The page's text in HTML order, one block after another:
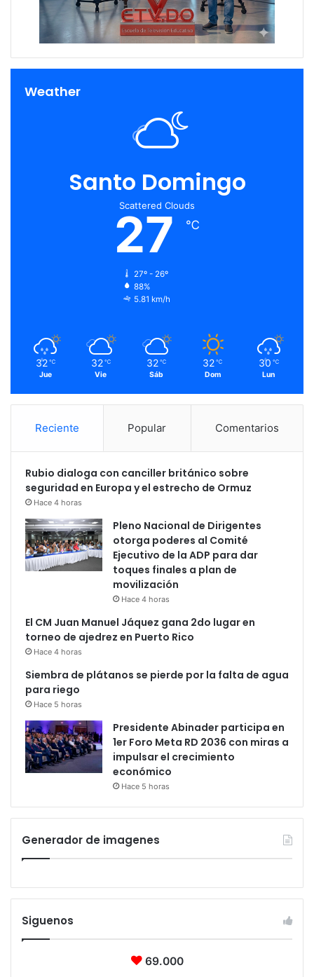
Weather
Santo Domingo
Scattered Clouds
27 ℃
27º - 26º
88%
5.81 km/h
32 ℃
Jue
32 ℃
Vie
32 ℃
Sáb
32 ℃
Dom
30 ℃
Lun
Reciente Popular Comentarios
Rubio dialoga con canciller británico sobre
seguridad en Europa y el estrecho de Ormuz
Hace 4 horas
Pleno Nacional de Dirigentes
otorga poderes al Comité
Ejecutivo de la ADP para dar
toques finales a plan de
movilización
Hace 4 horas
El CM Juan Manuel Jáquez gana 2do lugar en
torneo de ajedrez en Puerto Rico
Hace 4 horas
Siembra de plátanos se pierde por la falta de agua
para riego
Hace 5 horas
Presidente Abinader participa en
1er Foro Meta RD 2036 con miras a
impulsar el crecimiento
económico
Hace 5 horas
Generador de imagenes
Siguenos
69.000